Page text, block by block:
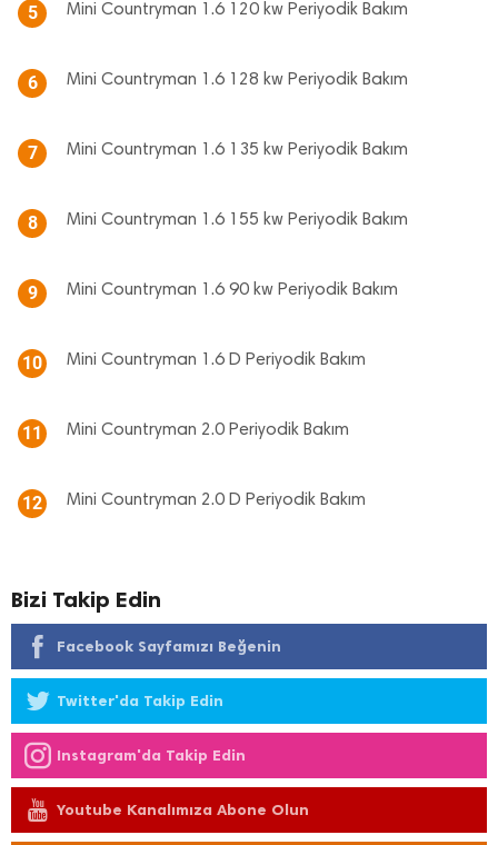
5 Mini Countryman 1.6 120 kw Periyodik Bakım
6 Mini Countryman 1.6 128 kw Periyodik Bakım
7 Mini Countryman 1.6 135 kw Periyodik Bakım
8 Mini Countryman 1.6 155 kw Periyodik Bakım
9 Mini Countryman 1.6 90 kw Periyodik Bakım
10 Mini Countryman 1.6 D Periyodik Bakım
11 Mini Countryman 2.0 Periyodik Bakım
12 Mini Countryman 2.0 D Periyodik Bakım
Bizi Takip Edin
Facebook Sayfamızı Beğenin
Twitter'da Takip Edin
Instagram'da Takip Edin
Youtube Kanalımıza Abone Olun